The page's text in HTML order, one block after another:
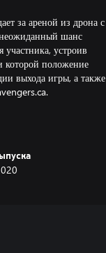
за ареной из дрона с
неожиданный шанс
устроив
которой положение
выхода игры, а также